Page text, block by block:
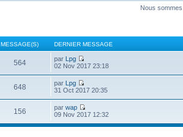
Nous
MESSAGE(S) DERNIER MESSAGE
564 par Lpg
02 Nov 2017 23:18
648 par Lpg
31 Oct 2017 20:35
156 parwap
09 Nov 2017 12:32